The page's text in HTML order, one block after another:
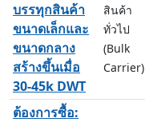
บรรทุกสินค้า
ขนาดเล็กและ
ขนาดกลาง
สร้างขึ้นเมื่อ
30-45k DWT
สินค้า
ทั่วไป
(Bulk
Carrier)
ต้องการซื้อ: